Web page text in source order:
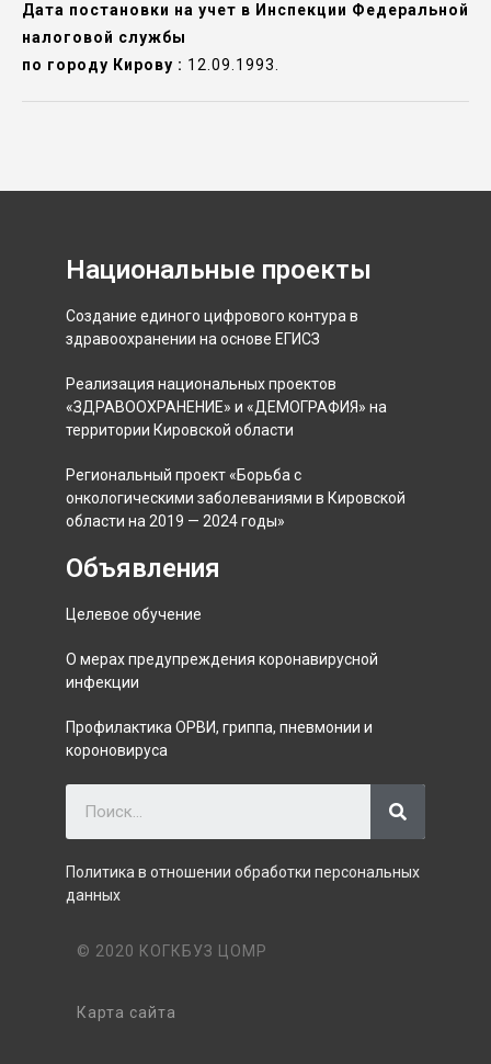
Дата постановки на учет в Инспекции Федеральной
налоговой службы
по городу Кирову : 12.09.1993.
Национальные проекты
Создание единого цифрового контура в
здравоохранении на основе ЕГИСЗ
Реализация национальных проектов
«ЗДРАВООХРАНЕНИЕ» и «ДЕМОГРАФИЯ» на
территории Кировской области
Региональный проект «Борьба с
онкологическими заболеваниями в Кировской
области на 2019 — 2024 годы»
Объявления
Целевое обучение
О мерах предупреждения коронавирусной
инфекции
Профилактика ОРВИ, гриппа, пневмонии и
короновируса
Политика в отношении обработки персональных
данных
© 2020 КОГКБУЗ ЦОМР
Карта сайта